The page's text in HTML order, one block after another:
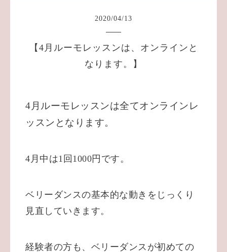
2020/04/13
【4月ルーモレッスンは、オンラインと
なります。】
4月ルーモレッスンは全てオンラインレ
ッスンとなります。
4月中は1回1000円です。
ベリーダンスの基本的な動きをじっくり
見直していきます。
経験者の方も、ベリーダンスが初めての